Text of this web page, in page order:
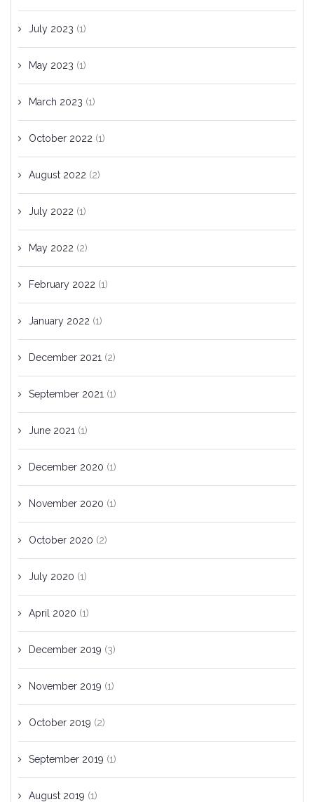
July 2023 (1)
May 2023 (1)
March 2023 (1)
October 2022 (1)
August 2022 (2)
July 2022 (1)
May 2022 (2)
February 2022 (1)
January 2022 (1)
December 2021 (2)
September 2021 (1)
June 2021 (1)
December 2020 (1)
November 2020 (1)
October 2020 (2)
July 2020 (1)
April 2020 (1)
December 2019 (3)
November 2019 (1)
October 2019 (2)
September 2019 (1)
August 2019 (1)